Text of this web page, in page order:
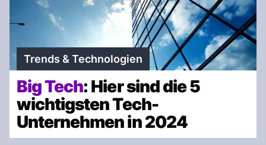
Trends & Technologien
Big Tech: Hier sind die 5
wichtigsten Tech-
Unternehmen in 2024